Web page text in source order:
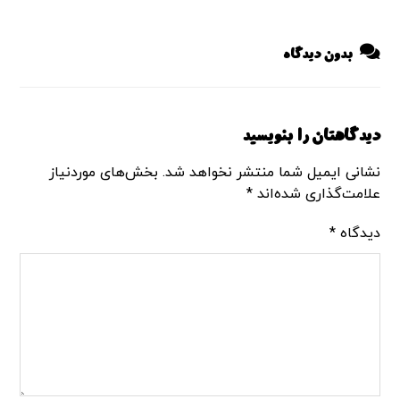
بدون دیدگاه
دیدگاهتان را بنویسید
نشانی ایمیل شما منتشر نخواهد شد. بخش‌های موردنیاز
علامت‌گذاری شده‌اند*
دیدگاه*